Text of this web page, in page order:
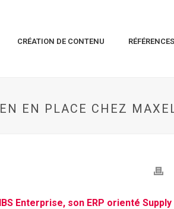
CRÉATION DE CONTENU
EN PLACE CHEZ
Enterprise, son ERP orienté Supply